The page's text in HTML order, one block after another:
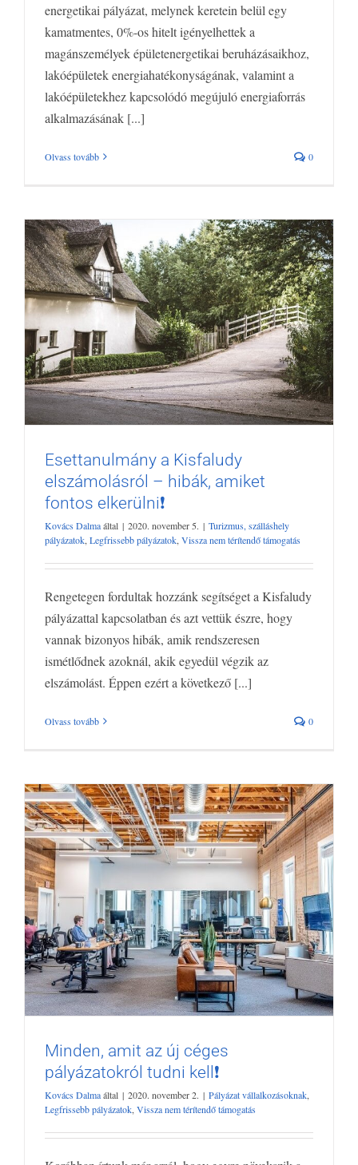
energetikai pályázat, melynek keretein belül egy
kamatmentes, 0%-os hitelt igényelhettek a
magánszemélyek épületenergetikai beruházásaikhoz,
lakóépületek energiahatékonyságának, valamint a
lakóépületekhez kapcsolódó megújuló energiaforrás
alkalmazásának [...]
Olvass tovább 0
Esettanulmány a Kisfaludy elszámolásról
– hibák, amiket fontos elkerülni❗
nem térítendő támogatás
Esettanulmány a Kisfaludy
elszámolásról – hibák, amiket
fontos elkerülni❗
Kovács Dalmaáltal | 2020. november 5. | Turizmus, szálláshely
pályázatok,Legfrissebb pályázatok,Vissza nem térítendő támogatás
Rengetegen fordultak hozzánk segítséget a Kisfaludy
pályázattal kapcsolatban és azt vettük észre, hogy
vannak bizonyos hibák, amik rendszeresen
ismétlődnek azoknál, akik egyedül végzik az
elszámolást. Éppen ezért a következő [...]
Olvass tovább 0
tudni kell❗
Minden, amit az új céges
pályázatokról tudni kell❗
Kovács Dalmaáltal | 2020. november 2. | Pályázat vállalkozásoknak
Legfrissebb pályázatok Vissza nem térítendő támogatás